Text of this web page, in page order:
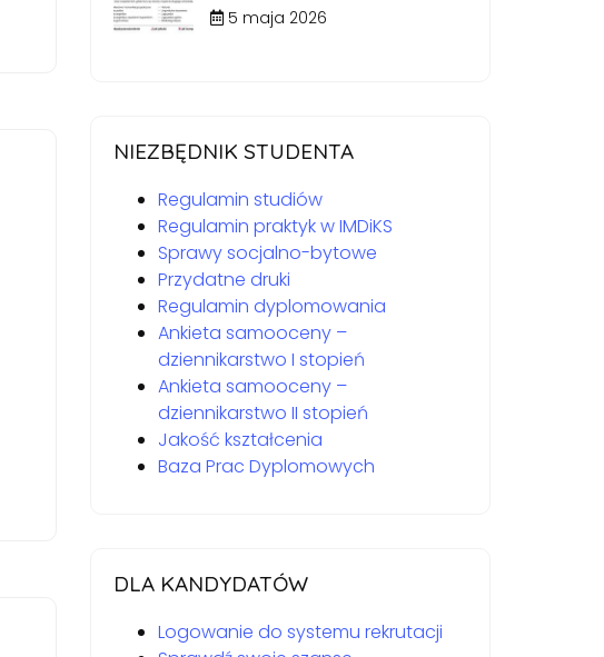
5 maja 2026
NIEZBĘDNIK STUDENTA
Regulamin studiów
Regulamin praktyk w IMDiKS
Sprawy socjalno-bytowe
Przydatne druki
Regulamin dyplomowania
Ankieta samooceny –
dziennikarstwo I stopień
Ankieta samooceny –
dziennikarstwo II stopień
Jakość kształcenia
Baza Prac Dyplomowych
DLA KANDYDATÓW
Logowanie do systemu rekrutacji